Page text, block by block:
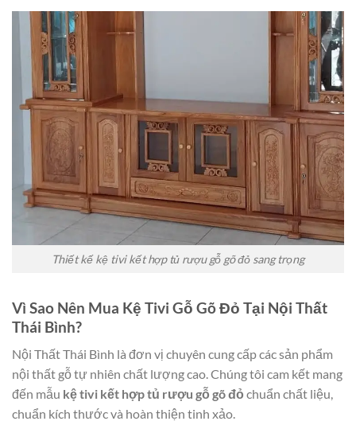
Thiết kế kệ tivi kết hợp tủ rượu gỗ gõ đỏ sang trọng
Vì Sao Nên Mua Kệ Tivi Gỗ Gõ Đỏ Tại Nội Thất
Thái Bình?
Nội Thất Thái Bình là đơn vị chuyên cung cấp các sản phẩm
nội thất gỗ tự nhiên chất lượng cao. Chúng tôi cam kết mang
đến mẫu kệ tivi kết hợp tủ rượu gỗ gõ đỏ chuẩn chất liệu,
chuẩn kích thước và hoàn thiện tinh xảo.